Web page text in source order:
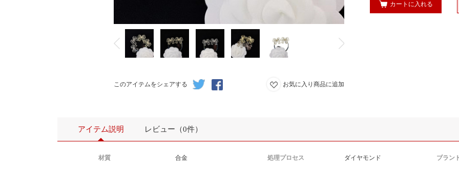
このアイテムをシェアする お気に入り商品に追加
カートに入れる
アイテム説明 レビュー（0件）
材質 合金 処理プロセス ダイヤモンド ブラン